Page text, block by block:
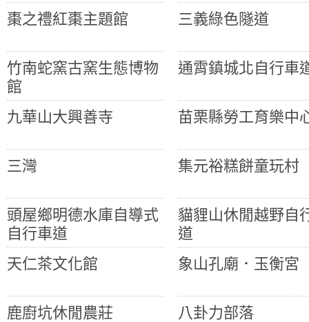
棗之禮紅棗主題館 三義綠色隧道
竹南蛇窯古窯生態博物
館
通霄鎮城北自行車
九華山大興善寺 苗栗縣勞工育樂中
三灣 集元裕糕餅童玩村
頭屋鄉明德水庫自導式
自行車道
貓貍山休閒越野自
道
天仁茶文化館
象山孔廟．玉衡宮
鹿廚坑休閒農莊 八卦力部落